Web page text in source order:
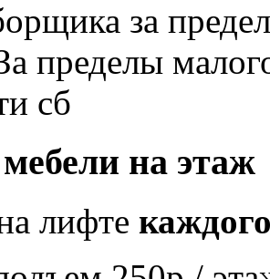
за
пределы
сб
на этаж
лифте